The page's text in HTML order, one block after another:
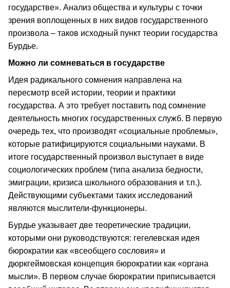
государстве». Анализ общества и культуры с точки
зрения воплощенных в них видов государственного
произвола – таков исходный пункт теории государства
Бурдье.
Можно ли сомневаться в государстве
Идея радикального сомнения направлена на
пересмотр всей истории, теории и практики
государства. А это требует поставить под сомнение
деятельность многих государственных служб. В первую
очередь тех, что производят «социальные проблемы»,
которые ратифицируются социальными науками. В
итоге государственный произвол выступает в виде
социологических проблем (типа анализа бедности,
эмиграции, кризиса школьного образования и т.п.).
Действующими субъектами таких исследований
являются мыслители-функционеры.
Бурдье указывает две теоретические традиции,
которыми они руководствуются: гегелевская идея
бюрократии как «всеобщего сословия» и
дюркгеймовская концепция бюрократии как «органа
мысли». В первом случае бюрократии приписывается